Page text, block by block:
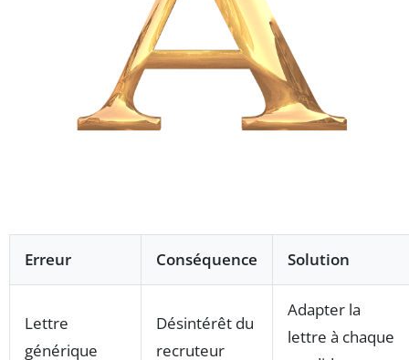
Erreur Conséquence Solution
Lettre
générique
Désintérêt du
recruteur
Adapter la
lettre à chaque